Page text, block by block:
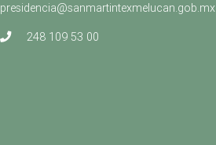
presidencia@sanmartintexmelucan.gob.mx
248 109 53 00